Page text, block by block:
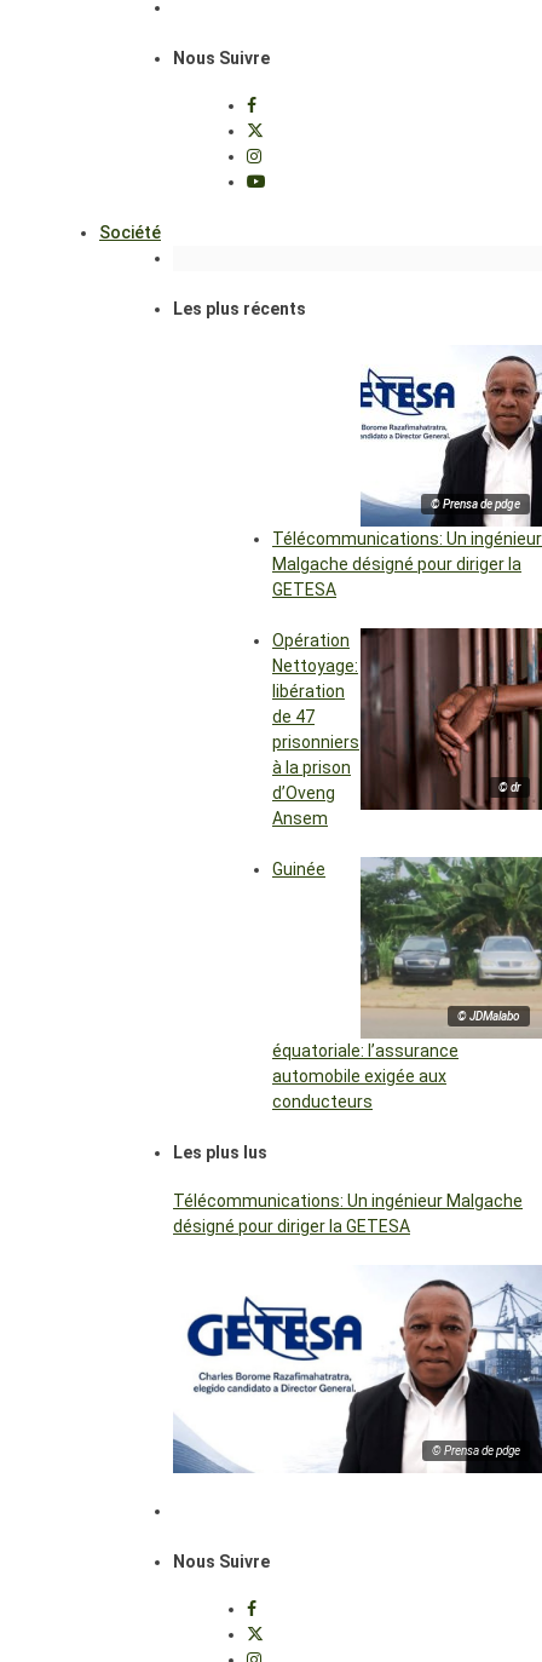
Nous Suivre
Société
Les plus récents
© Prensa de pdge
Télécommunications: Un ingénieur
Malgache désigné pour diriger la
GETESA
© dr
Opération
Nettoyage:
libération
de 47
prisonniers
à la prison
d’Oveng
Ansem
© JDMalabo
Guinée
équatoriale: l’assurance
automobile exigée aux
conducteurs
Les plus lus
Télécommunications: Un ingénieur Malgache
désigné pour diriger la GETESA
© Prensa de pdge
Nous Suivre